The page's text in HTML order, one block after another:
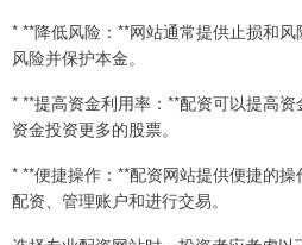
* **降低风险：**网站通常提供止损和
风险并保护本金。
* **提高资金利用率：**配资可以提高
资金投资更多的股票。
* **便捷操作：**配资网站提供便捷的
配资、管理账户和进行交易。